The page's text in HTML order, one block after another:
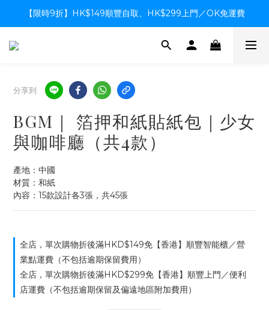
【限時9折】HK$149順豐自取、HK$299上門／OK免運費
【限時9折】HK$149順豐自取、HK$299上門／OK免運費
支付系統升級中，暫停信用卡支付至8月中，造成不便感謝諒解
分享到
BGM｜ 箔押和紙貼紙包｜少女
與咖啡廳（共4款）
產地：中國
材質：和紙
內容：15款設計各3張，共45張
全店，單次購物折後滿HKD$149免【香港】順豐智能櫃／營
業點運費（不包括逾期保留費用）
全店，單次購物折後滿HKD$299免【香港】順豐上門／便利
店運費（不包括逾期保留及偏遠地區附加費用）